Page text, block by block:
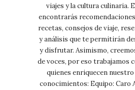
viajes y la cultura culinaria.
encontrarás
recetas, consejos de viaje,
y análisis que te permitirán
y disfrutar. Asimismo,
de voces, por eso trabajamos
quienes enriquecen
conocimientos: Equipo: Caro